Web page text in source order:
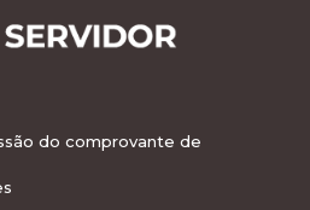
do comprovante de